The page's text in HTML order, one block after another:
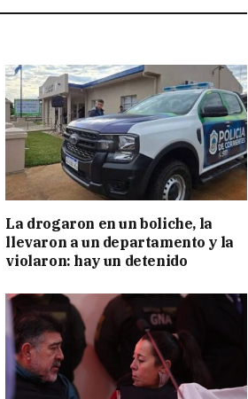
La drogaron en un boliche, la
llevaron a un departamento y la
violaron: hay un detenido